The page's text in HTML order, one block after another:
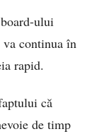
ului
va continua în
rapid.
că
de timp